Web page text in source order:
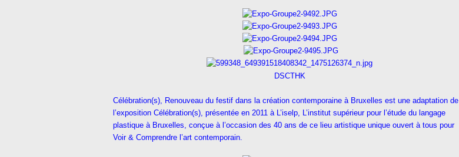
DSCTHK
Célébration(s), Renouveau du festif dans la création contemporaine à Bruxelles est une adaptation de
l’exposition Célébration(s), présentée en 2011 à L’iselp, L’institut supérieur pour l’étude du langage
plastique à Bruxelles, conçue à l’occasion des 40 ans de ce lieu artistique unique ouvert à tous pour
Voir & Comprendre l’art contemporain.